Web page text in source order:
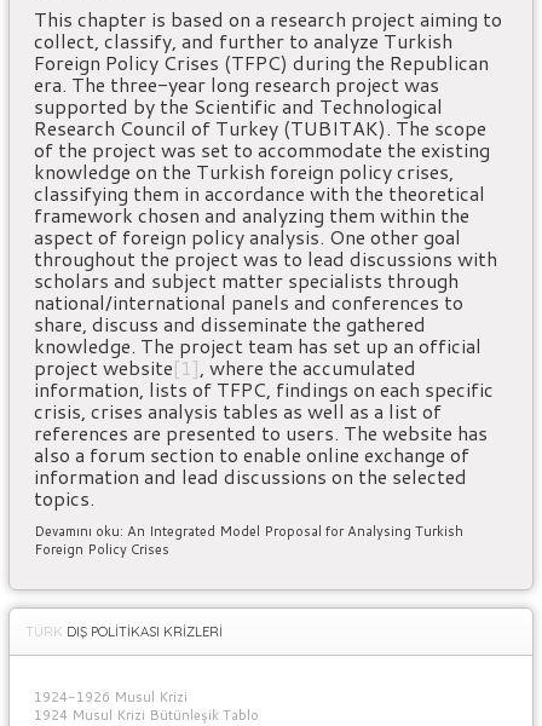
This chapter is based on a research project aiming to
collect, classify, and further to analyze Turkish
Foreign Policy Crises (TFPC) during the Republican
era. The three-year long research project was
supported by the Scientific and Technological
Research Council of Turkey (TUBITAK). The scope
of the project was set to accommodate the existing
knowledge on the Turkish foreign policy crises,
classifying them in accordance with the theoretical
framework chosen and analyzing them within the
aspect of foreign policy analysis. One other goal
throughout the project was to lead discussions with
scholars and subject matter specialists through
national/international panels and conferences to
share, discuss and disseminate the gathered
knowledge. The project team has set up an official
project website[1] , where the accumulated
information, lists of TFPC, findings on each specific
crisis, crises analysis tables as well as a list of
references are presented to users. The website has
also a forum section to enable online exchange of
information and lead discussions on the selected
topics.
Devamını oku: An Integrated Model Proposal for Analysing Turkish
Foreign Policy Crises
TÜRK DIŞ POLİTİKASI KRİZLERİ
1924-1926 Musul Krizi
1924 Musul Krizi Bütünleşik Tablo